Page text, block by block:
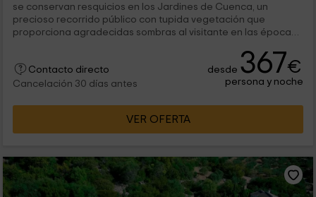
se conservan resquicios en los Jardines de Cuenca, un
precioso recorrido público con tupida vegetación que
proporciona agradecidas sombras al visitante en las épocas
Contacto directo
Cancelación 30 días antes
desde 367€
persona y noche
VER OFERTA